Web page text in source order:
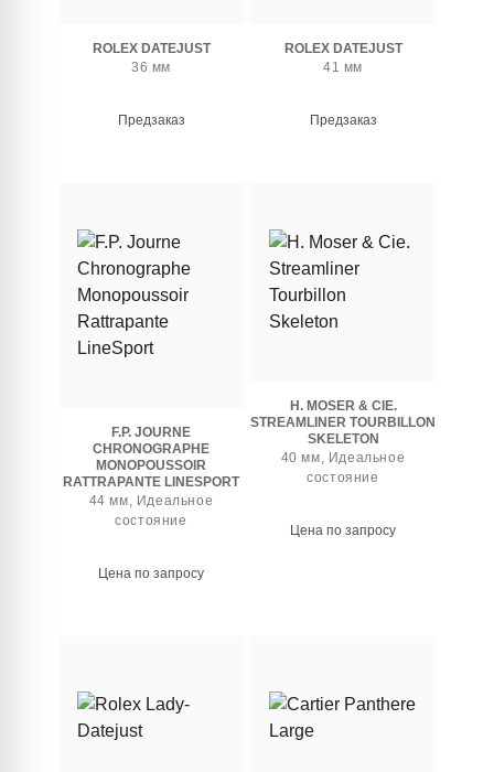
ROLEX DATEJUST
36 мм
Предзаказ
ROLEX DATEJUST
41 мм
Предзаказ
F.P. JOURNE
CHRONOGRAPHE
MONOPOUSSOIR
RATTRAPANTE LINESPORT
44 мм, Идеальное
состояние
Цена по запросу
H. MOSER & CIE.
STREAMLINER TOURBILLON
SKELETON
40 мм, Идеальное
состояние
Цена по запросу